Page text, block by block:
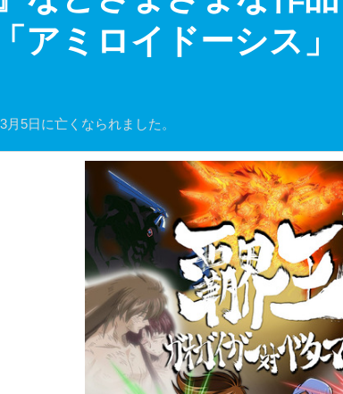
アミロイドーシス
月5日に亡くなられました。